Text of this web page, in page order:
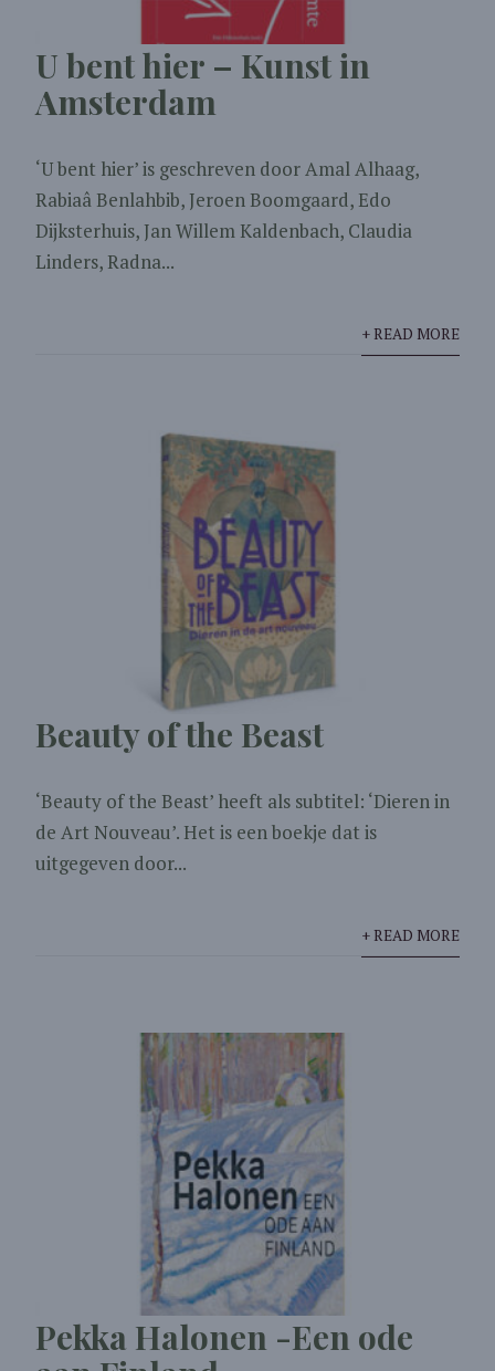
U bent hier – Kunst in
Amsterdam
‘U bent hier’ is geschreven door Amal Alhaag,
Rabiaâ Benlahbib, Jeroen Boomgaard, Edo
Dijksterhuis, Jan Willem Kaldenbach, Claudia
Linders, Radna...
+ READ MORE
Beauty of the Beast
‘Beauty of the Beast’ heeft als subtitel: ‘Dieren in
de Art Nouveau’. Het is een boekje dat is
uitgegeven door...
+ READ MORE
Pekka Halonen -Een ode